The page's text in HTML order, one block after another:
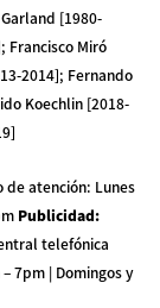
[1980-
Francisco Miró
2014]; Fernando
Koechlin [2018-
de atención: Lunes
Publicidad:
telefónica
7pm | Domingos y